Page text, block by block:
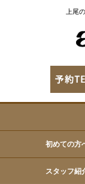
上尾
初めての方
スタッフ紹